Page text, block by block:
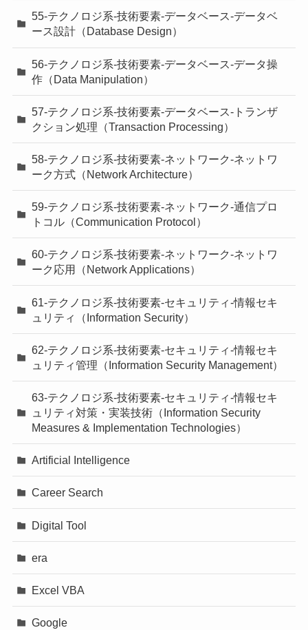
55-テクノロジ系-技術要素-データベース-データベ
ース設計（Database Design）
56-テクノロジ系-技術要素-データベース-データ操
作（Data Manipulation）
57-テクノロジ系-技術要素-データベース-トランザ
クション処理（Transaction Processing）
58-テクノロジ系-技術要素-ネットワーク-ネットワ
ーク方式（Network Architecture）
59-テクノロジ系-技術要素-ネットワーク-通信プロ
トコル（Communication Protocol）
60-テクノロジ系-技術要素-ネットワーク-ネットワ
ーク応用（Network Applications）
61-テクノロジ系-技術要素-セキュリティ-情報セキ
ュリティ（Information Security）
62-テクノロジ系-技術要素-セキュリティ-情報セキ
ュリティ管理（Information Security Management）
63-テクノロジ系-技術要素-セキュリティ-情報セキ
ュリティ対策・実装技術（Information Security
Measures & Implementation Technologies）
Artificial Intelligence
Career Search
Digital Tool
era
Excel VBA
Google